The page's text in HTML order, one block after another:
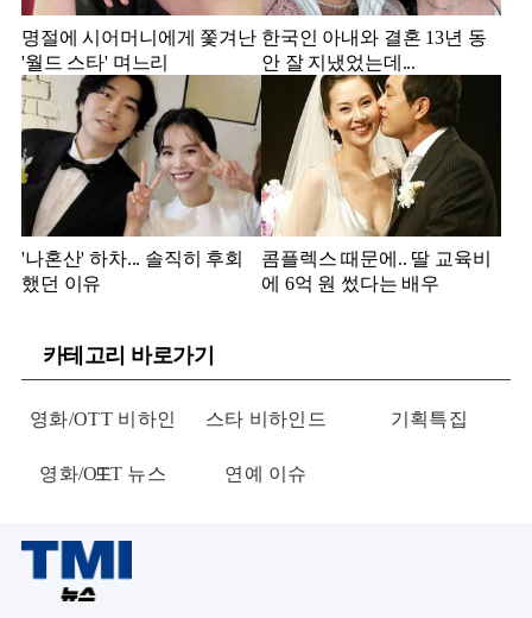
명절에 시어머니에게 쫓겨난
'월드 스타' 며느리
한국인 아내와 결혼 13년 동
안 잘 지냈었는데...
'나혼산' 하차... 솔직히 후회
했던 이유
콤플렉스 때문에.. 딸 교육비
에 6억 원 썼다는 배우
카테고리 바로가기
영화/OTT 비하인
드
스타 비하인드 기획특집
영화/OTT 뉴스 연예 이슈